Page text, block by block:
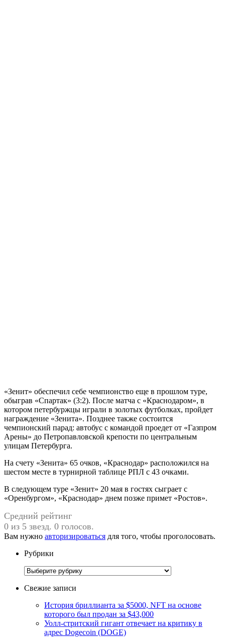
«Зенит» обеспечил себе чемпионство еще в прошлом туре,
обыграв «Спартак» (3:2). После матча с «Краснодаром», в
котором петербуржцы играли в золотых футболках, пройдет
награждение «Зенита». Позднее также состоится
чемпионский парад: автобус с командой проедет от «Газпром
Арены» до Петропавловской крепости по центральным
улицам Петербурга.
На счету «Зенита» 65 очков, «Краснодар» расположился на
шестом месте в турнирной таблице РПЛ с 43 очками.
В следующем туре «Зенит» 20 мая в гостях сыграет с
«Оренбургом», «Краснодар» днем позже примет «Ростов».
Средний рейтинг
0 из 5 звезд. 0 голосов.
Вам нужно авторизироваться для того, чтобы проголосовать.
Рубрики
Рубрики
Свежие записи
История бриллианта за $5000, NFT на основе
которого был продан за $43,000
Уолл-стритский гигант отвечает на критику в
адрес Dogecoin (DOGE)